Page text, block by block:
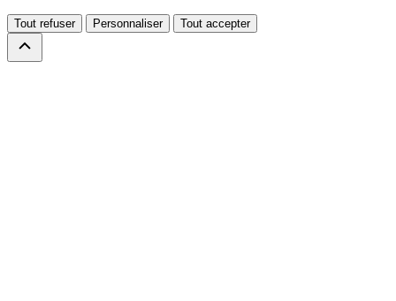
Tout refuser Personnaliser Tout accepter